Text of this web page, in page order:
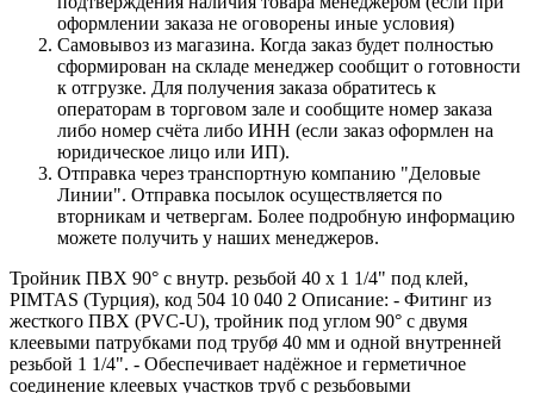
оформлении заказа не оговорены иные условия)
Самовывоз из магазина. Когда заказ будет полностью
сформирован на складе менеджер сообщит о готовности
к отгрузке. Для получения заказа обратитесь к
операторам в торговом зале и сообщите номер заказа
либо номер счёта либо ИНН (если заказ оформлен на
юридическое лицо или ИП).
Отправка через транспортную компанию "Деловые
Линии". Отправка посылок осуществляется по
вторникам и четвергам. Более подробную информацию
можете получить у наших менеджеров.
Тройник ПВХ 90° с внутр. резьбой 40 x 1 1/4" под клей,
PIMTAS (Турция), код 504 10 040 2 Описание: - Фитинг из
жесткого ПВХ (PVC-U), тройник под углом 90° с двумя
клеевыми патрубками под трубø 40 мм и одной внутренней
резьбой 1 1/4". - Обеспечивает надёжное и герметичное
соединение клеевых участков труб с резьбовыми